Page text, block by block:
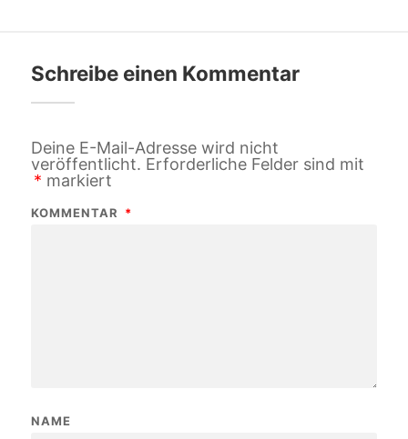
Schreibe einen Kommentar
Deine E-Mail-Adresse wird nicht
veröffentlicht. Erforderliche Felder sind mit
* markiert
KOMMENTAR *
NAME